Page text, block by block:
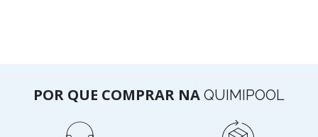
POR QUE COMPRAR NA QUIMIPOOL